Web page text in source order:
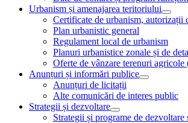
Urbanism și amenajarea teritoriului
Certificate de urbanism, autorizații
Plan urbanistic general
Regulament local de urbanism
Planuri urbanistice zonale și de
Oferte de vânzare terenuri
Anunțuri și informări publice
Anunțuri de licitații
Alte comunicări de interes public
Strategii și dezvoltare
Strategii și programe de dezvoltare